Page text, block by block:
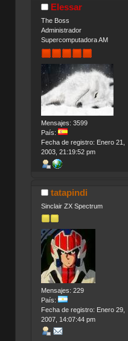
Elessar
The Boss
Administrador
Supercomputadora AM
Mensajes: 3599
País:
Fecha de registro: Enero 21,
2003, 21:19:52 pm
tatapindi
Sinclair ZX Spectrum
Mensajes: 229
País:
Fecha de registro: Enero 29,
2007, 14:07:44 pm